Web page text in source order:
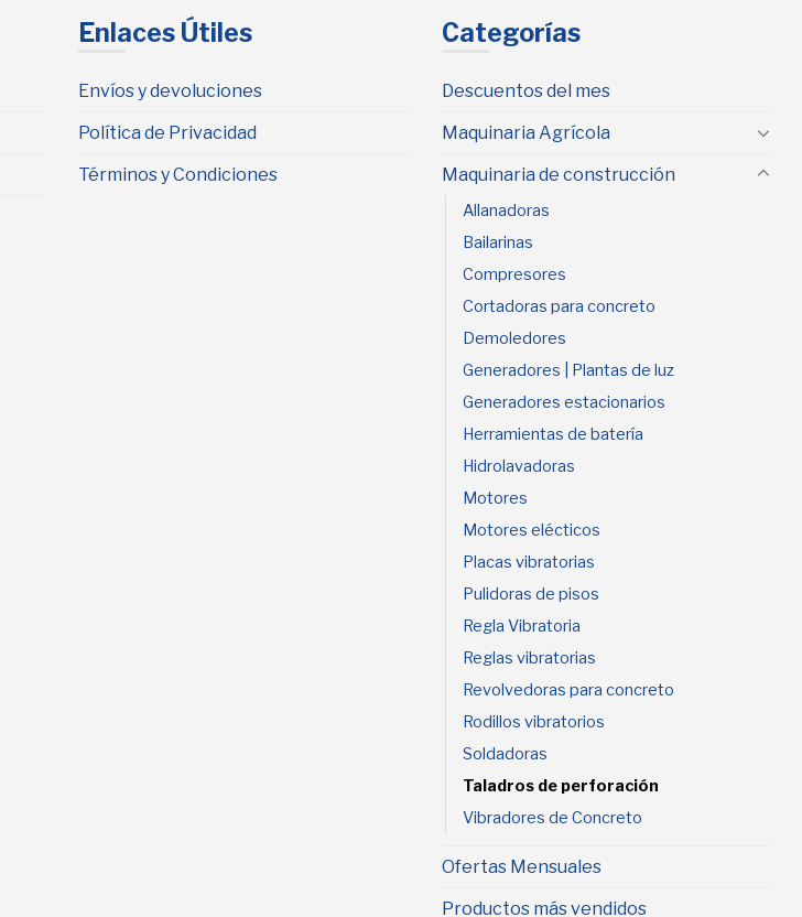
Enlaces Útiles
Envíos y devoluciones
Política de Privacidad
Términos y Condiciones
Categorías
Descuentos del mes
Maquinaria Agrícola
Maquinaria de construcción
Allanadoras
Bailarinas
Compresores
Cortadoras para concreto
Demoledores
Generadores | Plantas de luz
Generadores estacionarios
Herramientas de batería
Hidrolavadoras
Motores
Motores elécticos
Placas vibratorias
Pulidoras de pisos
Regla Vibratoria
Reglas vibratorias
Revolvedoras para concreto
Rodillos vibratorios
Soldadoras
Taladros de perforación
Vibradores de Concreto
Ofertas Mensuales
Productos más vendidos